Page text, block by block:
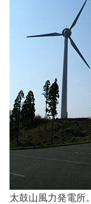
太鼓山風力発電所。